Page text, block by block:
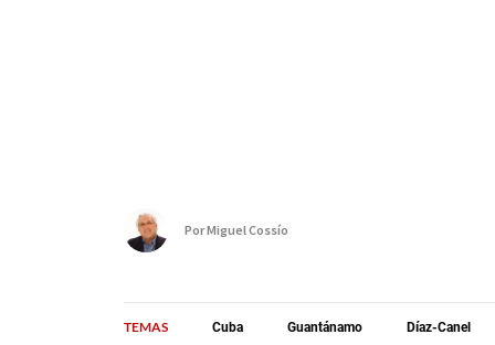
PorMiguel Cossío
TEMAS Cuba Guantánamo Díaz-Canel